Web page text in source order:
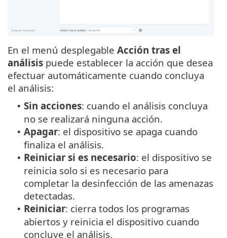
En el menú desplegable Acción tras el
análisis puede establecer la acción que desea
efectuar automáticamente cuando concluya
el análisis:
• Sin acciones: cuando el análisis concluya
no se realizará ninguna acción.
• Apagar: el dispositivo se apaga cuando
finaliza el análisis.
• Reiniciar si es necesario: el dispositivo se
reinicia solo si es necesario para
completar la desinfección de las amenazas
detectadas.
• Reiniciar: cierra todos los programas
abiertos y reinicia el dispositivo cuando
concluye el análisis.